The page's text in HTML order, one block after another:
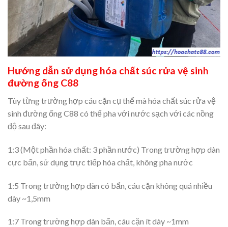
Hướng dẫn sử dụng hóa chất súc rửa vệ sinh
đường ống C88
Tùy từng trường hợp cáu cặn cụ thể mà hóa chất súc rửa vệ
sinh đường ống C88 có thể pha với nước sạch với các nồng
độ sau đây:
1:3 (Một phần hóa chất: 3 phần nước) Trong trường hợp dàn
cực bẩn, sử dụng trực tiếp hóa chất, không pha nước
1:5 Trong trường hợp dàn có bẩn, cáu cặn không quá nhiều
dày ~1,5mm
1:7 Trong trường hợp dàn bẩn, cáu cặn ít dày ~1mm